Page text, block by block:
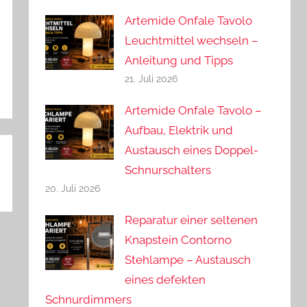
Artemide Onfale Tavolo
Leuchtmittel wechseln –
Anleitung und Tipps
21. Juli 2026
Artemide Onfale Tavolo –
Aufbau, Elektrik und
Austausch eines Doppel-
Schnurschalters
20. Juli 2026
Reparatur einer seltenen
Knapstein Contorno
Stehlampe – Austausch
eines defekten
Schnurdimmers